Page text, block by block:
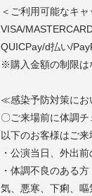
＜ご利用可能なキ
VISA/
QUICPay/d払い/
※購入金額の制限は
≪感染予防対策にお
〇ご来場前に体調チ
以下のお客様はご
・公演当日、外出
・体調不良のある
気、悪寒、下痢、嘔